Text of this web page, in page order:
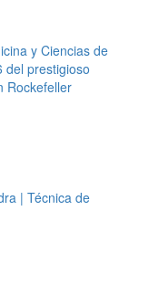
y Ciencias de
del prestigioso
Rockefeller
| Técnica de